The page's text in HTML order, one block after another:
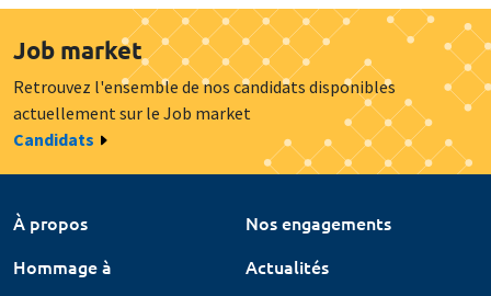
Job market
Retrouvez l'ensemble de nos candidats disponibles
actuellement sur le Job market
Candidats
À propos
Nos engagements
Hommage à
Actualités